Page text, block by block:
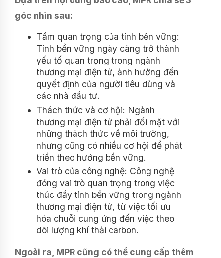
góc nhìn sau:
Tầm quan trọng của tính bền vững:
Tính bền vững ngày càng trở thành
yếu tố quan trọng trong ngành
thương mại điện tử, ảnh hưởng đến
quyết định của người tiêu dùng và
các nhà đầu tư.
Thách thức và cơ hội: Ngành
thương mại điện tử phải đối mặt với
những thách thức về môi trường,
nhưng cũng có nhiều cơ hội để phát
triển theo hướng bền vững.
Vai trò của công nghệ: Công nghệ
đóng vai trò quan trọng trong việc
thúc đẩy tính bền vững trong ngành
thương mại điện tử, từ việc tối ưu
hóa chuỗi cung ứng đến việc theo
dõi lượng khí thải carbon.
Ngoài ra, MPR cũng có thể cung cấp thêm